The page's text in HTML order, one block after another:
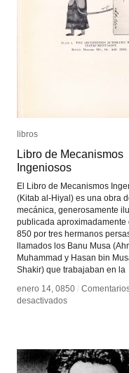
libros
Libro de Mecanismos
Ingeniosos
El Libro de Mecanismos
(Kitab al-Hiyal) es una obra
mecánica, generosamente
publicada aproximadamente
850 por tres hermanos
llamados los Banu Musa
Muhammad y Hasan bin
Shakir) que trabajaban en la
enero 14, 0850 /
desactivadosen
Ingeniosos
libros
Libro de Mecanismos
Ingeniosos
enero 14, 0850 /
desactivadosen
Ingeniosos